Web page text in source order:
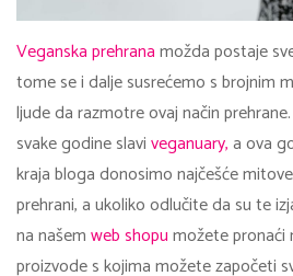
Veganska prehranamožda postaje
tome se i dalje susrećemo s brojnim
ljude da razmotre ovaj način
svake godine slaviveganuary,a ova
kraja bloga donosimo najčešće
prehrani, a ukoliko odlučite da su te
na našemweb shopumožete pronaći
proizvode s kojima možete započeti